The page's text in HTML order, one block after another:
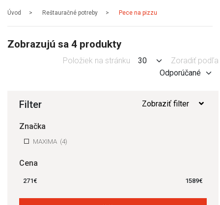
Úvod Reštauračné potreby Pece na pizzu
Zobrazujú sa 4 produkty
Položiek na stránku Zoradiť podľa
Filter Zobraziť filter
Značka
MAXIMA (4)
Cena
271€ 1589€